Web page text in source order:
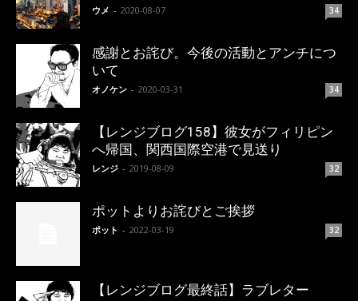
ウメ - 2020-08-07 34
感謝とお詫び。今後の活動とアンチにつ
いて
オノケン - 2020-03-31 34
【レンジブログ158】彼女がフィリピン
へ帰国、関西国際空港で見送り
レンジ - 2019-08-09 32
ポットよりお詫びとご挨拶
ポット - 2022-03-19 32
【レンジブログ最終話】ラブレター